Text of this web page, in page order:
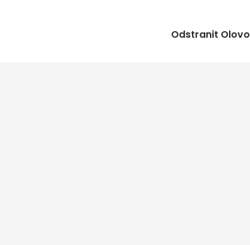
Odstranit Olovo